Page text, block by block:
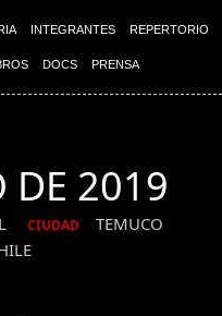
INTEGRANTES REPERTORIO
DOCS PRENSA
DE 2019
CIUDAD TEMUCO